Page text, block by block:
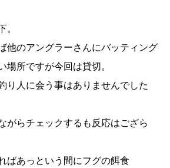
他のアングラーさんにバッティング
所ですが今回は貸切。
り人に会う事はありませんでした
がらチェックするも反応はござら
ばあっという間にフグの餌食